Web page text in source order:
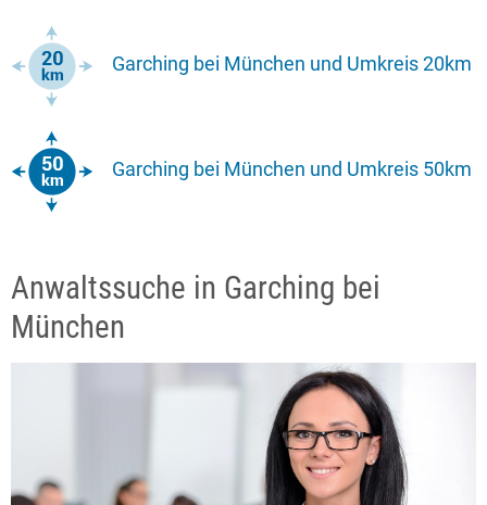
Garching bei München und Umkreis 20km
Garching bei München und Umkreis 50km
Anwaltssuche in Garching bei
München